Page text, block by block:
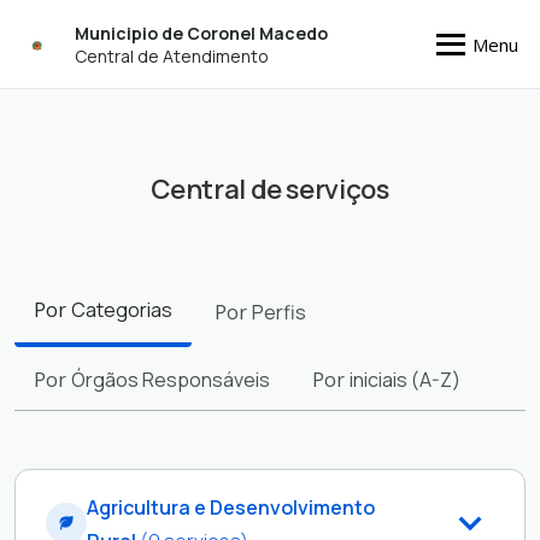
Municipio de Coronel Macedo
Central de Atendimento
Menu
Central de serviços
PorCategorias PorPerfis
PorÓrgãos Responsáveis Poriniciais (A-Z)
Agricultura e Desenvolvimento